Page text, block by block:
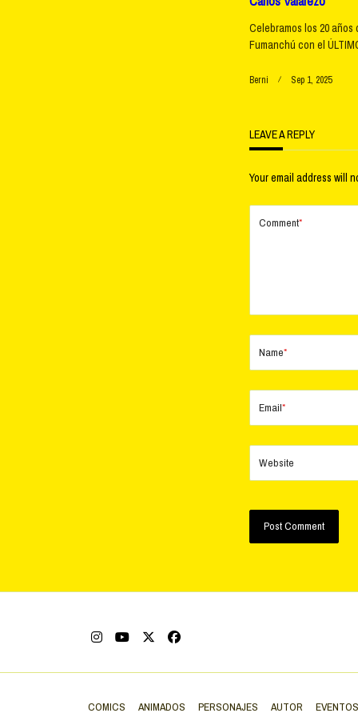
Celebramos los 20 años
Fumanchú con el
Berni Sep 1, 2025
LEAVE A REPLY
Your email address will
Comment*
Name*
Email*
Website
COMICS ANIMADOS PERSONAJES AUTOR EVENTOS